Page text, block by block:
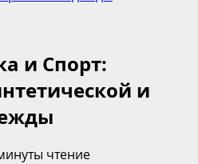
и Спорт:
и
чтение